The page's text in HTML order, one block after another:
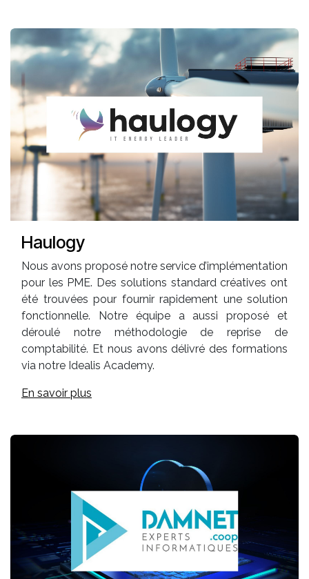
Haulogy
Nous avons proposé notre service d’implémentation
pour les PME. Des solutions standard créatives ont
été trouvées pour fournir rapidement une solution
fonctionnelle. Notre équipe a aussi proposé et
déroulé notre méthodologie de reprise de
comptabilité. Et nous avons délivré des formations
via notre Idealis Academy.
En savoir plus